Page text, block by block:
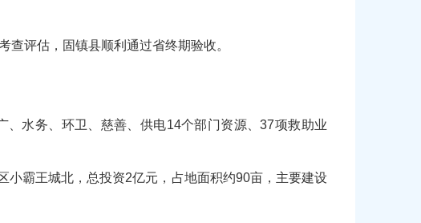
评估，固镇县顺利通过省终期验收。
水务、环卫、慈善、供电14个部门资源、37项救助业
霸王城北，总投资2亿元，占地面积约90亩，主要建设